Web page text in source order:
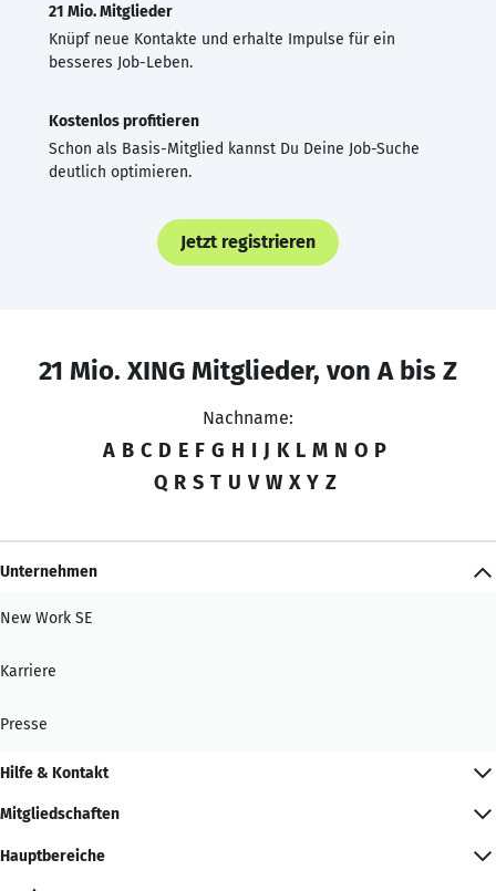
21 Mio. Mitglieder
Knüpf neue Kontakte und erhalte Impulse für ein
besseres Job-Leben.
Kostenlos profitieren
Schon als Basis-Mitglied kannst Du Deine Job-Suche
deutlich optimieren.
Jetzt registrieren
21 Mio. XING Mitglieder, von A bis Z
Nachname:
A B C D E F G H I J K L M N O P
Q R S T U V W X Y Z
Unternehmen
New Work SE
Karriere
Presse
Hilfe & Kontakt
Mitgliedschaften
Hauptbereiche